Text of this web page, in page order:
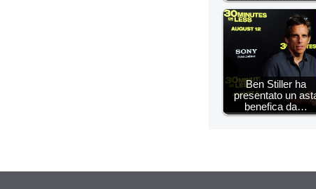
Ben Stiller ha
presentato un
benefica da…